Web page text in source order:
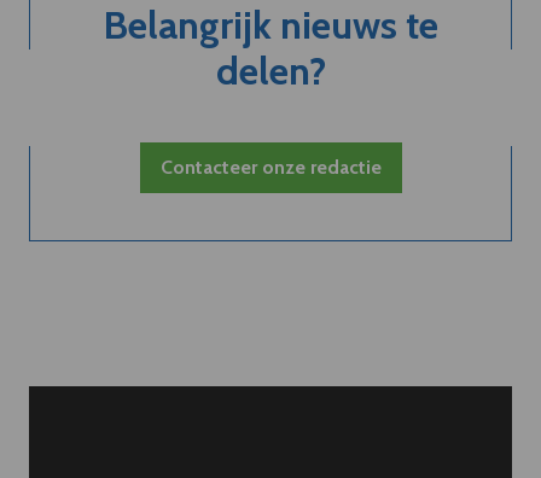
Belangrijk nieuws te
delen?
Contacteer onze redactie